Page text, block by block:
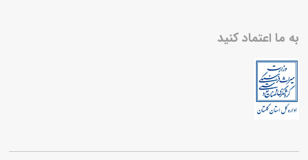
به ما اعتماد کنید